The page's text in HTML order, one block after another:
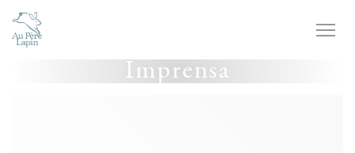
Painel de Gerenciamento de Cookies
Imprensa